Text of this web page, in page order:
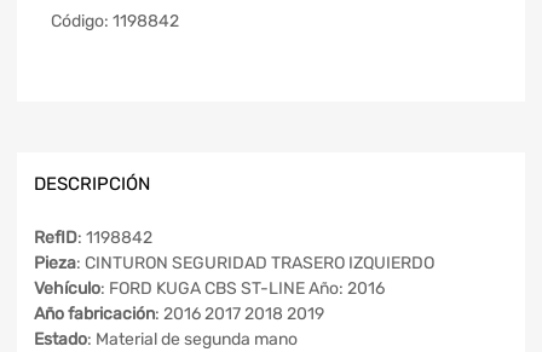
Código: 1198842
DESCRIPCIÓN
RefID: 1198842
Pieza: CINTURON SEGURIDAD TRASERO IZQUIERDO
Vehículo: FORD KUGA CBS ST-LINE Año: 2016
Año fabricación: 2016 2017 2018 2019
Estado: Material de segunda mano